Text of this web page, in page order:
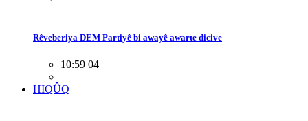
Rêveberiya DEM Partiyê bi awayê awarte dicive
10:59 04
HIQÛQ